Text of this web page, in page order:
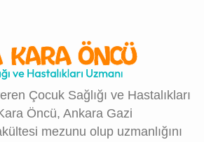
Çocuk Sağlığı ve Hastalıkları
Öncü, Ankara Gazi
mezunu olup uzmanlığını